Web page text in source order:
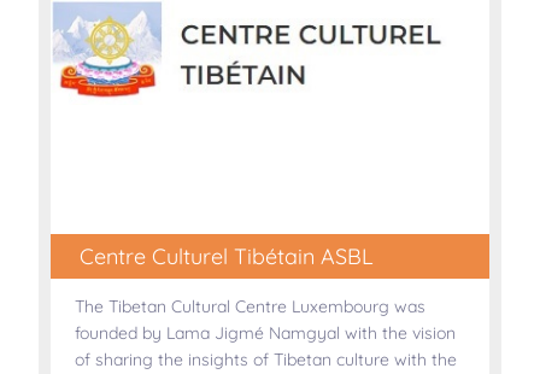
Centre Culturel Tibétain ASBL
The Tibetan Cultural Centre Luxembourg was
founded by Lama Jigmé Namgyal with the vision
of sharing the insights of Tibetan culture with the